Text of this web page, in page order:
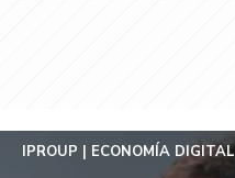
IPROUP ECONOMÍA DIGITAL